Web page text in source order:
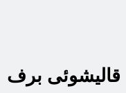
قالیشوئی برف